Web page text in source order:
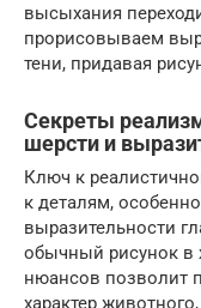
высыхания
прорисовываем
тени, придавая
Секреты
шерсти и
Ключ к
к деталям,
выразительности
обычный рисунок в
нюансов позволит
характер